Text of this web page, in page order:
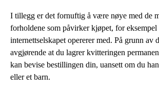
I tillegg er det fornuftig å være nøye med de
forholdene som påvirker kjøpet, for
internettselskapet opererer med. På grunn av
avgjørende at du lagrer kvitteringen
kan bevise bestillingen din, uansett om du
eller et barn.